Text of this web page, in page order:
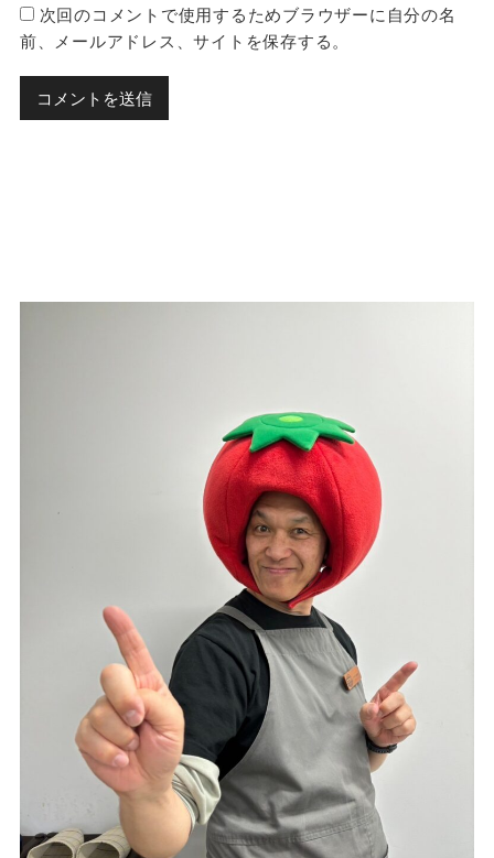
次回のコメントで使用するためブラウザーに自分の名
前、メールアドレス、サイトを保存する。